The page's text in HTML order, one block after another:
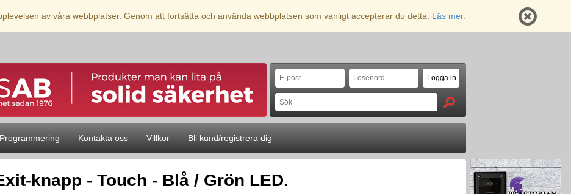
av våra webbplatser. Genom att fortsätta och använda webbplatsen som vanligt accepterar du detta. Läs mer.
Programmering Kontakta oss Villkor Bli kund/registrera dig
knapp - Touch - Blå / Grön LED.